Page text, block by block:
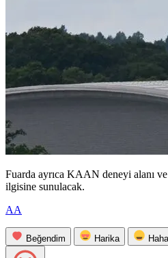
Fuarda ayrıca KAAN deneyi alanı
ilgisine sunulacak.
AA
Beğendim Harika Haha